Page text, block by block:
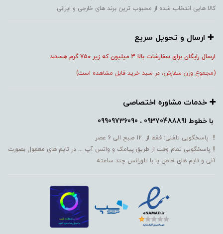
کالا هایی انتخاب شده از محبوب ترین برند های خارجی و ایرانی
➕️ ارسال و تحویل سریع
ارسال رایگان برای سفارشات بالا 3 میلیون که زیر ۷۵۰ گرم هستند
(مجموع وزن سفارش، در سبد خرید قابل مشاهده است)
➕️ خدمات مشاوره اختصاصی
با خطوط 09370488891 ، 09909736090
!! پاسخگویی تلفنی: فقط از 12 صبح الی 6 عصر
!! پاسخگویی تمام وقت از طریق پیامک و واتس آپ ... در تایم های معمول بصورت
آنی و تایم های خاص یا با تلورانس چند ساعته